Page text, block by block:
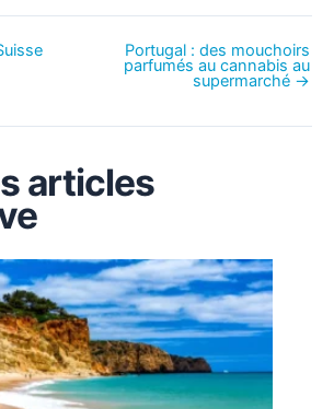
Portugal : des mouchoirs
parfumés au cannabis au
supermarché →
articles